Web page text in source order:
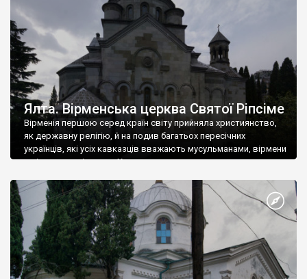
Ялта. Вірменська церква Святої Ріпсіме
Вірменія першою серед країн світу прийняла християнство,
як державну релігію, й на подив багатьох пересічних
українців, які усіх кавказців вважають мусульманами, вірмени
є відданими вірянами Христа